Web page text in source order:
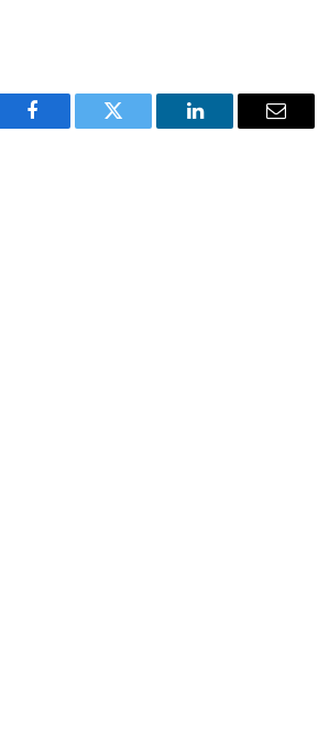
Facebook Twitter LinkedIn Email